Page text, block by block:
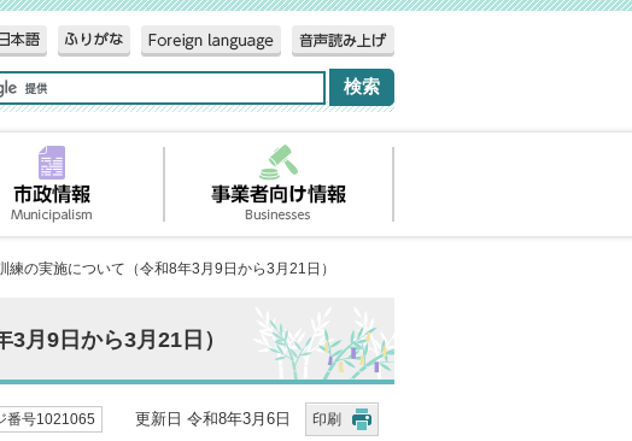
の実施について（令和8年3月9日から3月21日）
月9日から3月21日）
番号1021065 更新日 令和8年3月6日 印刷